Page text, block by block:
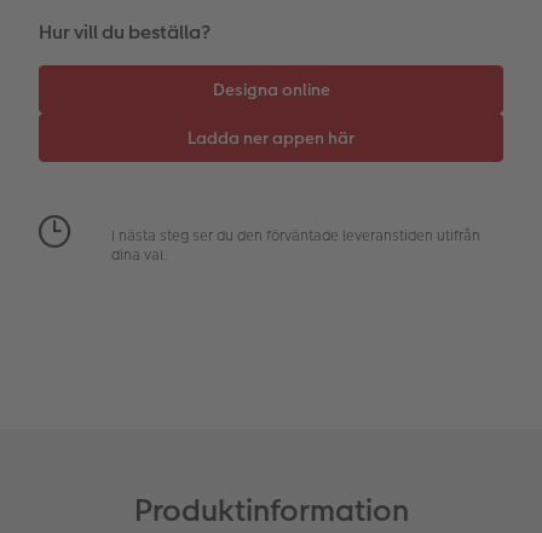
Nummercollage
Hur vill du beställa?
I nästa steg ser du den förväntade leveranstiden utifrån
dina val.
Produktinformation